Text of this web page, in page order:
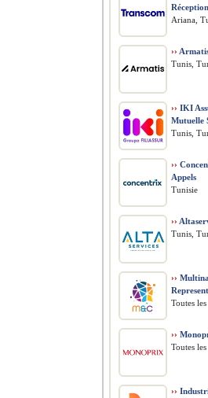
Ariana,
››
Tunis,
›› IKI
Mutuelle
Tunis,
››
Appels
Tunisie
››
Tunis,
››
Toutes
››
Toutes
››